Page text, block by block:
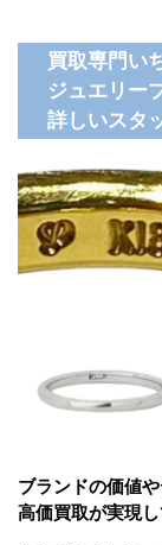
買取専門い
ジュエリー
詳しいスタ
ブランドの価値
高価買取が実現